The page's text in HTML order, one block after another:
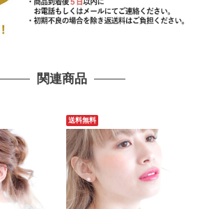
関連商品
送料無料